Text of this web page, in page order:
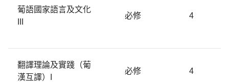
葡語國家語言及文化
必修 4
翻譯理論及實踐（葡
漢互譯）I
必修 4